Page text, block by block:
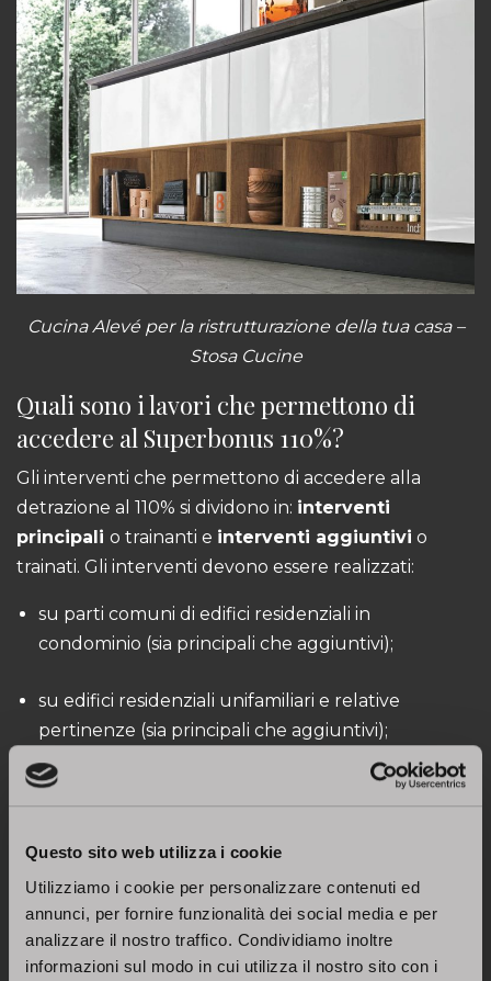
Questo sito web utilizza i cookie
Utilizziamo i cookie per personalizzare contenuti ed
annunci, per fornire funzionalità dei social media e per
analizzare il nostro traffico. Condividiamo inoltre
informazioni sul modo in cui utilizza il nostro sito con i
Cucina Alevé per la ristrutturazione della tua casa –
Stosa Cucine
Quali sono i lavori che permettono di
accedere al Superbonus 110%?
Gli interventi che permettono di accedere alla
detrazione al 110% si dividono in: interventi
principali o trainanti e interventi aggiuntivi o
trainati. Gli interventi devono essere realizzati:
su parti comuni di edifici residenziali in
condominio (sia principali che aggiuntivi);
su edifici residenziali unifamiliari e relative
pertinenze (sia principali che aggiuntivi);
su unità immobiliari residenziali funzionalmente
dall’esterno site all’interno di edifici plurifamiliari e
relative pertinenze (sia principali che aggiuntivi);
su singole unità immobiliari residenziali e relative
pertinenze all’interno di edifici in condominio